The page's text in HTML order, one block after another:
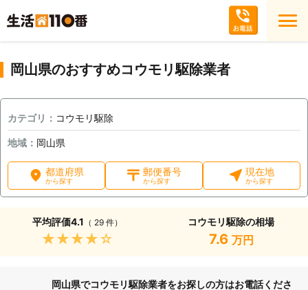
岡山県のおすすめコウモリ駆除業者
カテゴリ： コウモリ駆除
地域： 岡山県
都道府県
から探す
郵便番号
から探す
現在地
から探す
平均評価4.1 （ 29 件）
★★★★★
コウモリ駆除の相場
7.6 万円
岡山県でコウモリ駆除業者をお探しの方はお電話くださ